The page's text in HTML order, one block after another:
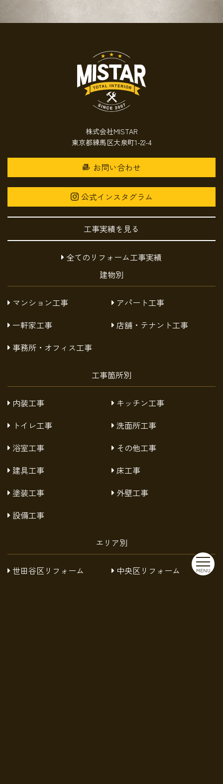
MENU
株式会社MISTAR
東京都練馬区大泉町1-22-4
お問い合わせ
公式インスタグラム
工事実績を見る
全てのリフォーム工事実績
建物別
マンション工事
アパート工事
一軒家工事
店舗・テナント工事
事務所・オフィス工事
工事箇所別
内装工事
キッチン工事
トイレ工事
洗面所工事
浴室工事
その他工事
建具工事
床工事
塗装工事
外壁工事
設備工事
エリア別
世田谷区リフォーム
中央区リフォーム